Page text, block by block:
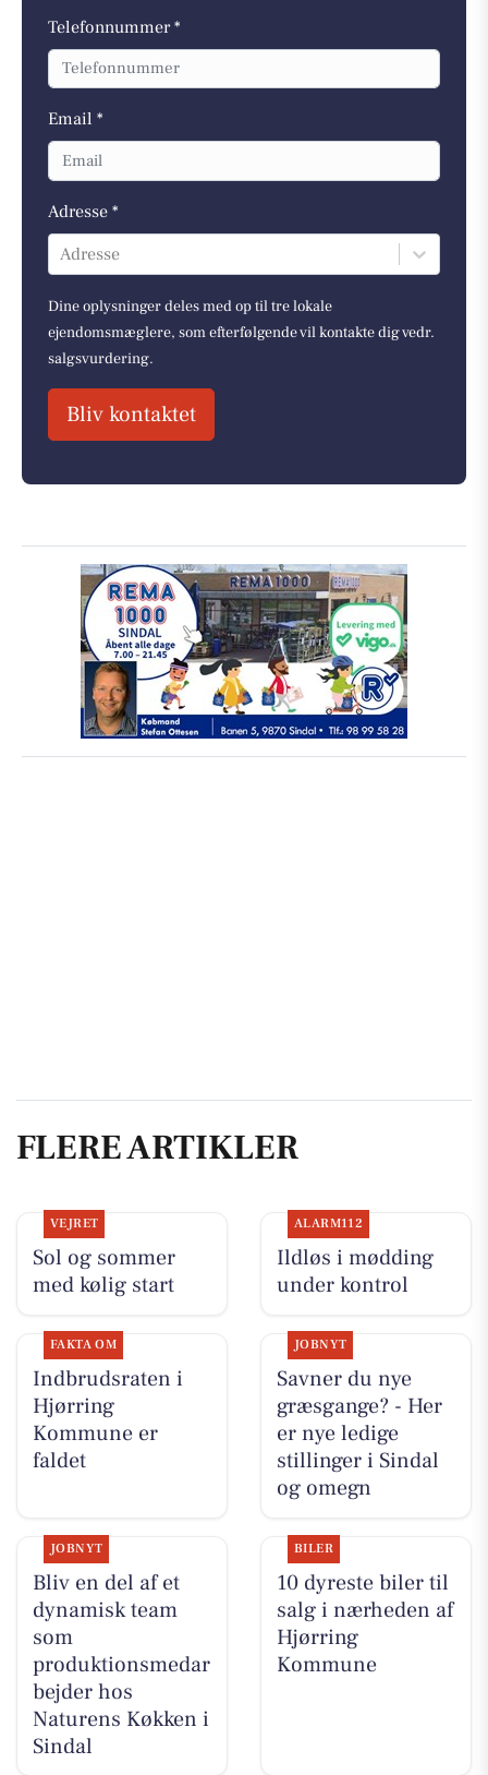
Telefonnummer *
Email *
Adresse *
Adresse
Dine oplysninger deles med op til tre lokale
ejendomsmæglere, som efterfølgende vil kontakte dig vedr.
salgsvurdering.
Bliv kontaktet
FLERE ARTIKLER
VEJRET
Sol og sommer
med kølig start
ALARM112
Ildløs i mødding
under kontrol
FAKTA OM
Indbrudsraten i
Hjørring
Kommune er
faldet
JOBNYT
Savner du nye
græsgange? - Her
er nye ledige
stillinger i Sindal
og omegn
JOBNYT
Bliv en del af et
dynamisk team
som
produktionsmedar
bejder hos
Naturens Køkken i
Sindal
BILER
10 dyreste biler til
salg i nærheden af
Hjørring
Kommune